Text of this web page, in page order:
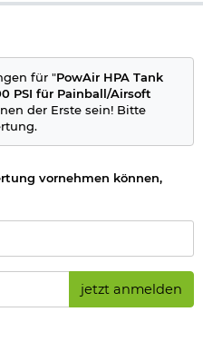
für "PowAir HPA Tank
PSI für Painball/Airsoft
der Erste sein! Bitte
vornehmen können,
jetzt anmelden